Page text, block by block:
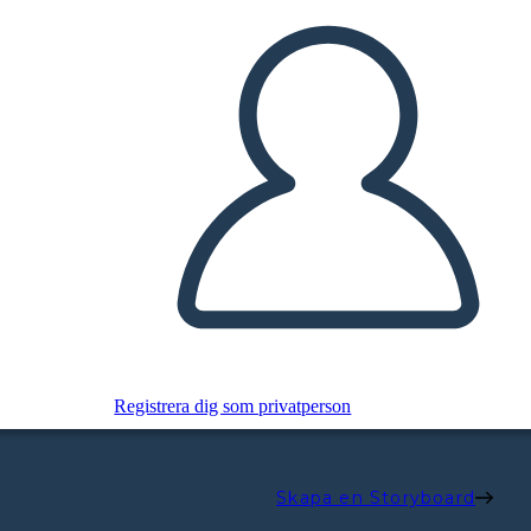
Registrera dig som privatperson
Skapa en Storyboard